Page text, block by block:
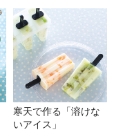
寒天で作る「溶けな
いアイス」